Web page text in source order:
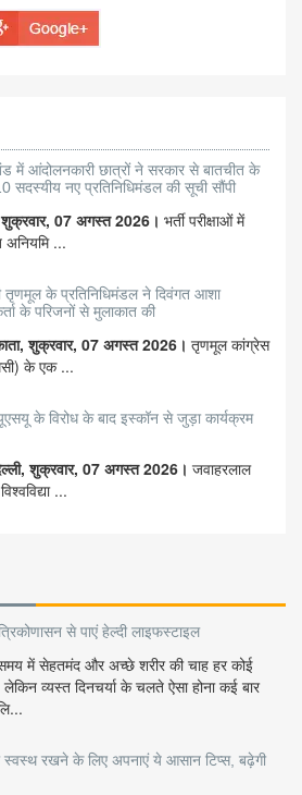
में आंदोलनकारी छात्रों ने सरकार से बातचीत के
सदस्यीय नए प्रतिनिधिमंडल की सूची सौंपी
शुक्रवार, 07 अगस्त 2026। भर्ती परीक्षाओं में
...
तृणमूल के प्रतिनिधिमंडल ने दिवंगत आशा
के परिजनों से मुलाकात की
शुक्रवार, 07 अगस्त 2026। तृणमूल कांग्रेस
के एक ...
के विरोध के बाद इस्कॉन से जुड़ा कार्यक्रम
शुक्रवार, 07 अगस्त 2026। जवाहरलाल
...
से पाएं हेल्दी लाइफस्टाइल
में सेहतमंद और अच्छे शरीर की चाह हर कोई
व्यस्त दिनचर्या के चलते ऐसा होना कई बार
रखने के लिए अपनाएं ये आसान टिप्स, बढ़ेगी